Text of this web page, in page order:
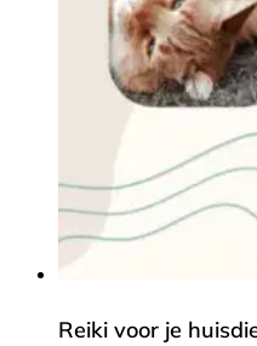
Reiki voor je